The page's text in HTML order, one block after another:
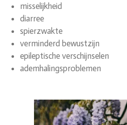
misselijkheid
diarree
spierzwakte
verminderd bewustzijn
epileptische verschijnselen
ademhalingsproblemen